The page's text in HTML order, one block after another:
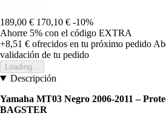
189,00 € 170,10 € -10%
Ahorre 5% con el código EXTRA
+8,51 € ofrecidos en tu próximo pedido
validación de tu pedido
Loading...
Descripción
Yamaha MT03 Negro 2006-2011 –
BAGSTER